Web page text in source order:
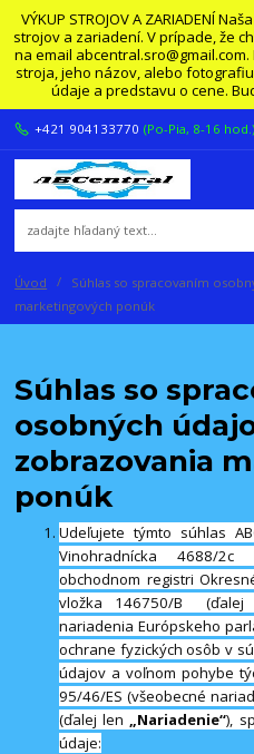
VÝKUP STROJOV A ZARIADENÍ
strojov a zariadení. V prípade, že
na email
stroja, jeho názov, alebo
údaje a predstavu o cene.
+421 904133770 (Po-Pia, 8-16 hod.)
Úvod
Súhlas so spracovaním
marketingových ponúk
Súhlas so
osobných
zobrazovania
ponúk
Udeľujete týmto súhlas
Vinohradnícka 4688/
obchodnom registri
vložka 146750/B (ďalej
nariadenia Európskeho
ochrane fyzických osôb v
údajov a voľnom pohybe
95/46/ES (všeobecné
(ďalej len „Nariadenie“),
údaje: